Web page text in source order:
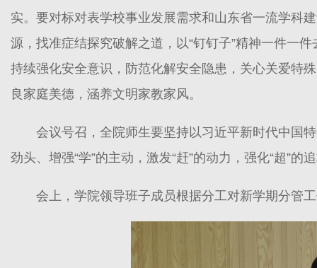
实。要对标对表学校事业发展需求和山东省一流学科
源，找准症结探究破解之道，以“钉钉子”精神一件一
持续强化安全意识，防范化解安全隐患，关心关爱特
良家庭美德，涵养文明家教家风。
会议号召，全院师生要坚持以习近平新时代中国
劲头、增强“学”的主动，激发“赶”的动力，强化“超”
会上，学院领导班子成员根据分工对新学期分管